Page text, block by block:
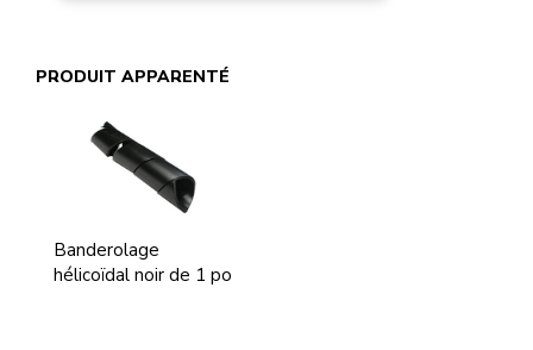
PRODUIT APPARENTÉ
Banderolage
hélicoïdal noir de 1 po